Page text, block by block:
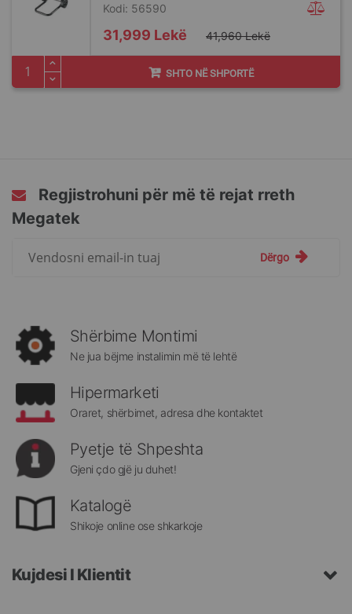
Kodi: 56590
Special
Price
31,999 Lekë 41,960 Lekë
SHTO NË SHPORTË
Regjistrohuni për më të rejat rreth
Megatek
rreth
Megatek:
Dërgo
Shërbime Montimi
Ne jua bëjme instalimin më të lehtë
Hipermarketi
Oraret, shërbimet, adresa dhe kontaktet
Pyetje të Shpeshta
Gjeni çdo gjë ju duhet!
Katalogë
Shikoje online ose shkarkoje
Kujdesi I Klientit